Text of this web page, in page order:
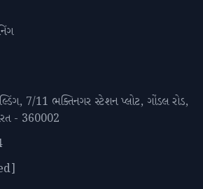
7/11 ભક્તિનગર સ્ટેશન પ્લોટ, ગોંડલ રોડ,
- 360002